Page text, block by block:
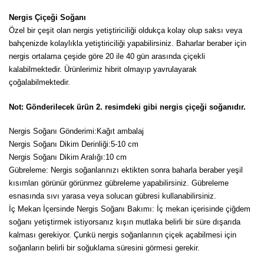
Nergis Çiçeği Soğanı
Özel bir çeşit olan nergis yetiştiriciliği oldukça kolay olup saksı veya
bahçenizde kolaylıkla yetiştiriciliği yapabilirsiniz. Baharlar beraber için
nergis ortalama çeşide göre 20 ile 40 gün arasında çiçekli
kalabilmektedir. Ürünlerimiz hibrit olmayıp yavrulayarak
çoğalabilmektedir.
Not: Gönderilecek ürün 2. resimdeki gibi nergis çiçeği soğanıdır.
Nergis Soğanı Gönderimi:Kağıt ambalaj
Nergis Soğanı Dikim Derinliği:5-10 cm
Nergis Soğanı Dikim Aralığı:10 cm
Gübreleme: Nergis soğanlarınızı ektikten sonra baharla beraber yeşil
kısımları görünür görünmez gübreleme yapabilirsiniz. Gübreleme
esnasında sıvı yarasa veya solucan gübresi kullanabilirsiniz.
İç Mekan İçersinde Nergis Soğanı Bakımı: İç mekan içerisinde çiğdem
soğanı yetiştirmek istiyorsanız kışın mutlaka belirli bir süre dışarıda
kalması gerekiyor. Çunkü nergis soğanlarının çiçek açabilmesi için
soğanların belirli bir soğuklama süresini görmesi gerekir.
Goji Berry Fidanı
Hünnap Fidanı
İncir Fidanı
Kapari Gebre Otu Fidanı
Kayısı Fidanı
Keçiboynuzu Fidanı
Kestane Fidanı
Kiraz Fidanı
Kivi Fidanı
Kızılcık Fidanı